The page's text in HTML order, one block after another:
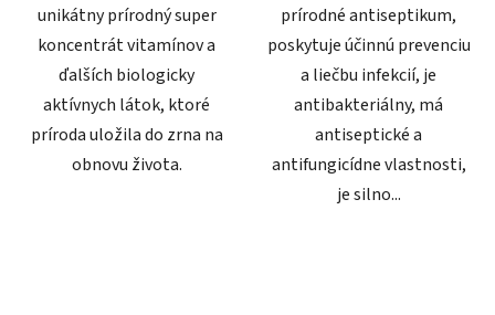
unikátny prírodný super
koncentrát vitamínov a
ďalších biologicky
aktívnych látok, ktoré
príroda uložila do zrna na
obnovu života.
prírodné antiseptikum,
poskytuje účinnú prevenciu
a liečbu infekcií, je
antibakteriálny, má
antiseptické a
antifungicídne vlastnosti,
je silno...